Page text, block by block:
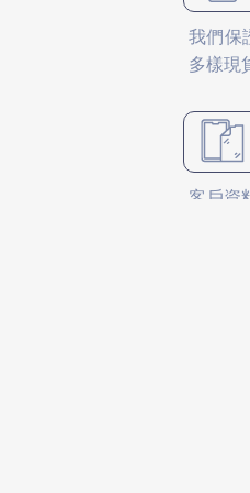
我們保
多樣現
客戶資